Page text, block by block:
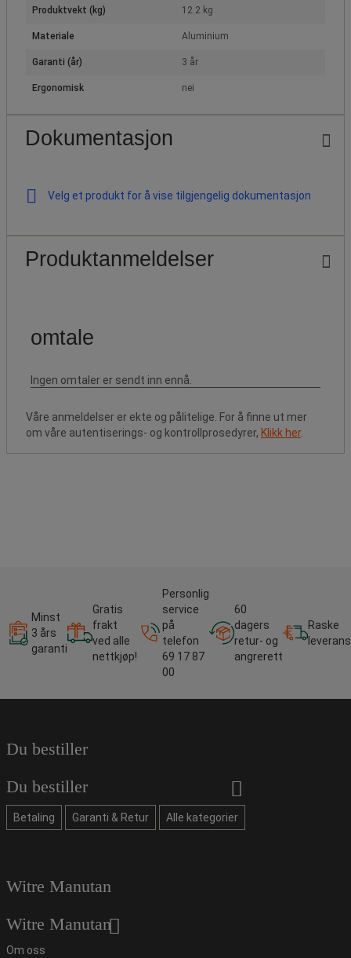
Produktvekt (kg) 12.2 kg
Materiale Aluminium
Garanti (år) 3 år
Ergonomisk nei
Dokumentasjon
Velg et produkt for å vise tilgjengelig dokumentasjon
Produktanmeldelser
Våre anmeldelser er ekte og pålitelige. For å finne ut mer
om våre autentiserings- og kontrollprosedyrer, Klikk her.
Minst
3 års
garanti
Gratis
frakt
ved alle
nettkjøp!
Personlig
service
på
telefon
69 17 87
00
60
dagers
retur- og
angrerett
Raske
Du bestiller
Du bestiller
Betaling Garanti & Retur Alle kategorier
Witre Manutan
Witre Manutan
Om oss